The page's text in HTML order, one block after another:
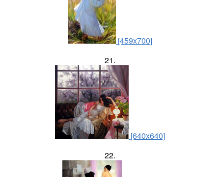
[459x700]
21.
[640x640]
22.